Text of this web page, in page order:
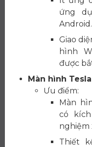
ứng
Android.
Giao
hình
được
Màn hình
Ưu điểm:
Màn
có
nghiệm
Thiết